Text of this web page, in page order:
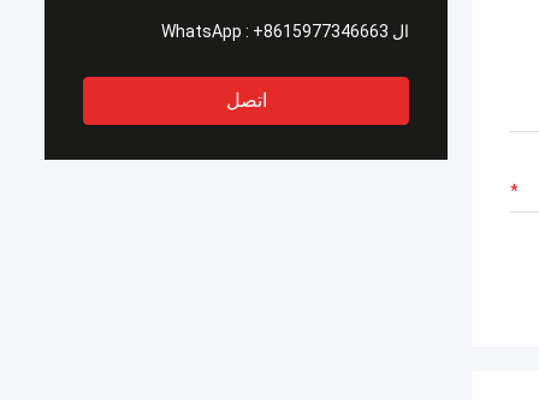
ال WhatsApp : +8615977346663
اتصل